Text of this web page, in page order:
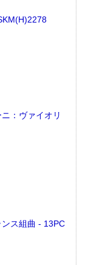
：ヴァイオリ
ス組曲 - 13PC